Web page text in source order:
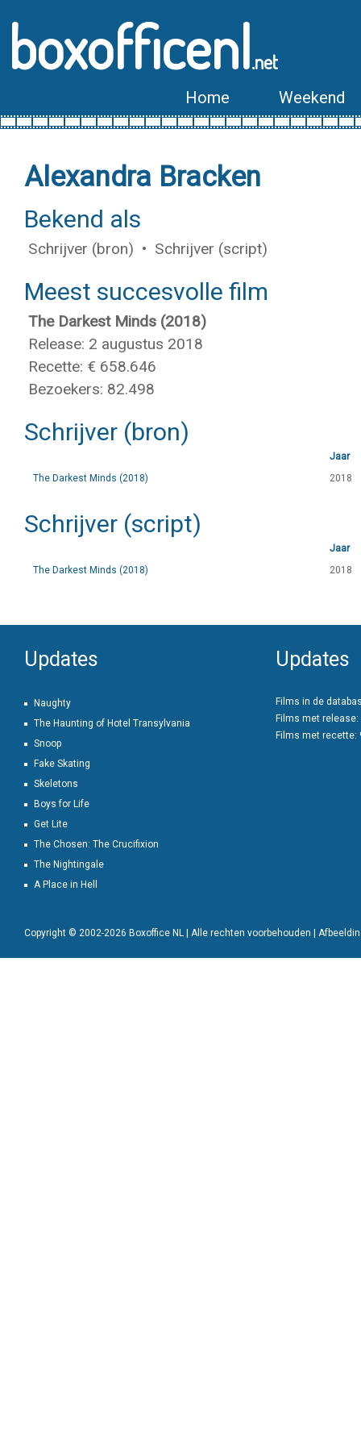
boxofficenl.net
Home Weekend
Alexandra Bracken
Bekend als
Schrijver (bron) • Schrijver (script)
Meest succesvolle film
The Darkest Minds (2018)
Release: 2 augustus 2018
Recette: € 658.646
Bezoekers: 82.498
Schrijver (bron)
Jaar
The Darkest Minds (2018)
2018
Schrijver (script)
Jaar
The Darkest Minds (2018)
2018
Updates
Naughty
The Haunting of Hotel Transylvania
Snoop
Fake Skating
Skeletons
Boys for Life
Get Lite
The Chosen: The Crucifixion
The Nightingale
A Place in Hell
Updates
Films in de
Films met release:
Films met recette:
Copyright © 2002-2026 Boxoffice NL | Alle rechten voorbehouden |